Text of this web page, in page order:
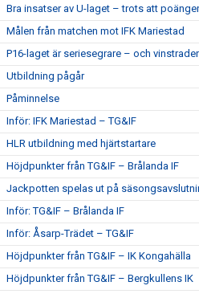
Bra insatser av U-laget – trots att
Målen från matchen mot IFK Mariestad
P16-laget är seriesegrare – och
Utbildning pågår
Påminnelse
Inför: IFK Mariestad – TG&IF
HLR utbildning med hjärtstartare
Höjdpunkter från TG&IF – Brålanda IF
Jackpotten spelas ut på
Inför: TG&IF – Brålanda IF
Inför: Åsarp-Trädet – TG&IF
Höjdpunkter från TG&IF – IK Kongahälla
Höjdpunkter från TG&IF – Bergkullens IK